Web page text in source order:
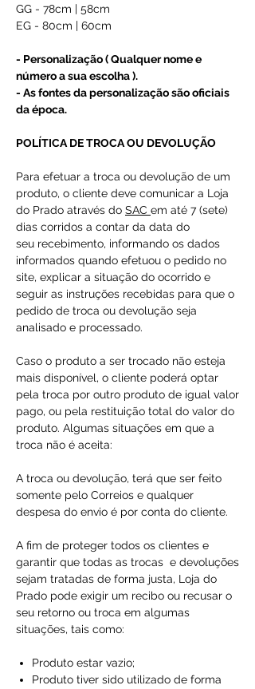
GG - 78cm | 58cm
EG - 80cm | 60cm
- Personalização ( Qualquer nome e
número a sua escolha ).
- As fontes da personalização são oficiais
da época.
POLÍTICA DE TROCA OU DEVOLUÇÃO
Para efetuar a troca ou devolução de um
produto, o cliente deve comunicar a Loja
do Prado através do SAC em até 7 (sete)
dias corridos a contar da data do
seu recebimento, informando os dados
informados quando efetuou o pedido no
site, explicar a situação do ocorrido e
seguir as instruções recebidas para que o
pedido de troca ou devolução seja
analisado e processado.
Caso o produto a ser trocado não esteja
mais disponível, o cliente poderá optar
pela troca por outro produto de igual valor
pago, ou pela restituição total do valor do
produto. Algumas situações em que a
troca não é aceita:
A troca ou devolução, terá que ser feito
somente pelo Correios e qualquer
despesa do envio é por conta do cliente.
A fim de proteger todos os clientes e
garantir que todas as trocas e devoluções
sejam tratadas de forma justa, Loja do
Prado pode exigir um recibo ou recusar o
seu retorno ou troca em algumas
situações, tais como:
Produto estar vazio;
Produto tiver sido utilizado de forma